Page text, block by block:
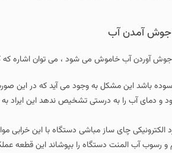
جوش آمدن آب
آوردن آب خاموش می شود ، می توان اشاره که
باشد این مشکل به وجود می آید که در این
دمای آب را به درستی تشخیص ندهد این ایراد
الکترونیکی چای ساز مباشی دستگاه با این خرابی
آب المنت دستگاه را بپوشاند این قطعه